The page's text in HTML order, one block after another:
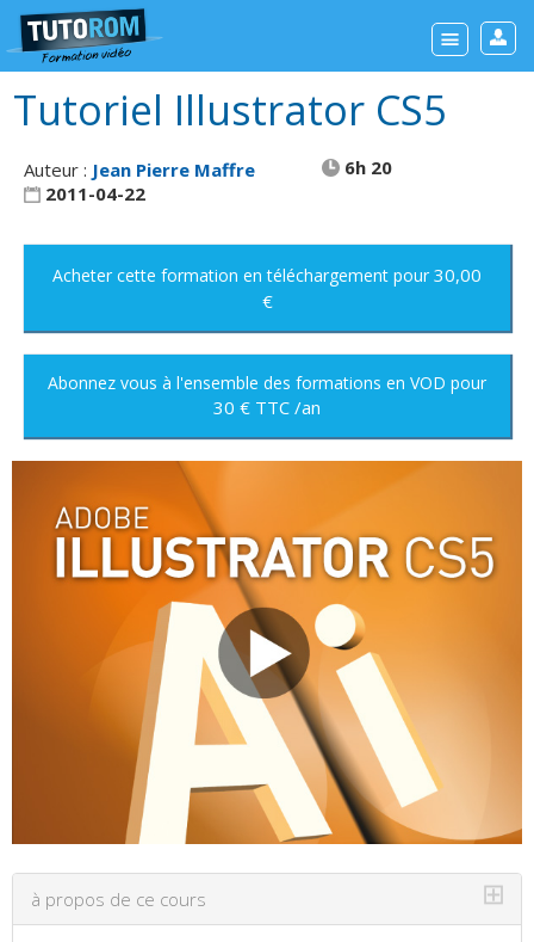
Tutoriel Illustrator CS5
Auteur : Jean Pierre Maffre
6h 20
2011-04-22
Acheter cette formation en téléchargement pour 30,00
€
Abonnez vous à l'ensemble des formations en VOD pour
30 € TTC /an
⊞
à propos de ce cours